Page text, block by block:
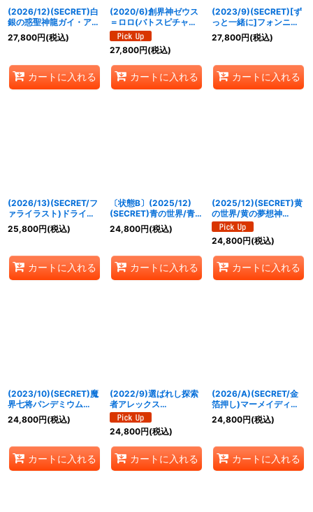
(2026/12)(SECRET)白
銀の惑聖神龍ガイ・アス
ラ【AX-SEC】{BS75-
AX01}《白》
27,800円(税込)
カートに入れる
(2020/6)創界神ゼウス
＝ロロ(バトスピチャン
ピオンシップ2019-超煌
臨杯-)【XX】{BS50-
XX02}《多》
27,800円(税込)
カートに入れる
(2023/9)(SECRET)[ず
っと一緒に]フォンニー
ナ【契約X-SEC】
{BSC40-CX01}《黄》
27,800円(税込)
カートに入れる
(2026/13)(SECRET/フ
ァライラスト)ドライビ
ングフォース【X-SEC】
{BS76-X15}《多》
25,800円(税込)
カートに入れる
〔状態B〕(2025/12)
(SECRET)青の世界/青き
異神【CP-SEC】
{BS73-TCP06a/BS73-
24,800円(税込)
カートに入れる
(2025/12)(SECRET)黄
の世界/黄の夢想神
【CP-SEC】{BS73-
TCP05a/BS73-
TCP05b}《黄》
24,800円(税込)
カートに入れる
(2023/10)(SECRET)魔
界七将パンデミウム
XV【XV-SEC】{BS65-
XV02}《紫》
24,800円(税込)
カートに入れる
(2022/9)選ばれし探索
者アレックス
(銅/WILDBOUT)【M】
{BS52-RV007}《多》
24,800円(税込)
カートに入れる
(2026/A)(SECRET/金
箔押し)マーメイディ
ア・プリンセス【X-
SEC】{26RBS01-X08}
24,800円(税込)
カートに入れる